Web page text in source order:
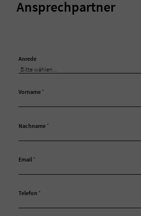
Ansprechpartner
Anrede
Vorname *
Nachname *
Email *
Telefon *